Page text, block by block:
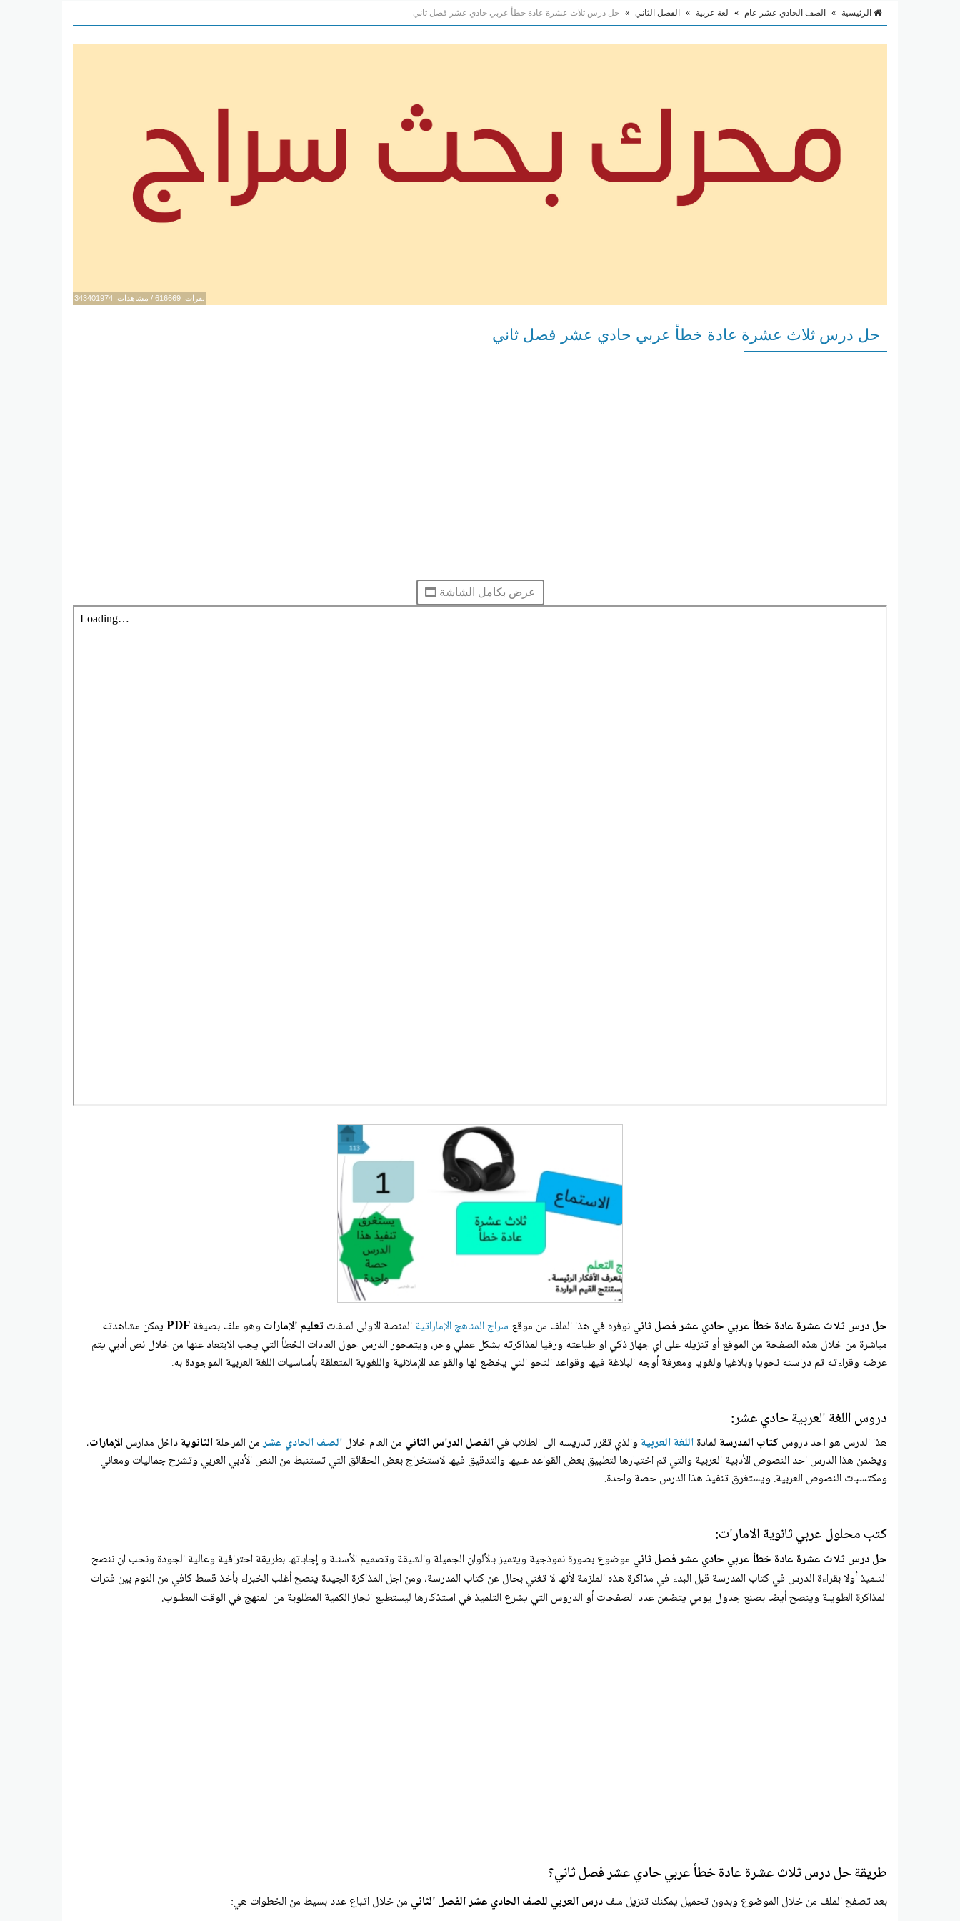
الرئيسية » الصف الحادي عشر عام » لغة عربية » الفصل الثاني » حل درس ثلاث عشرة عادة خطأ عربي حادي عشر فصل ثاني
نقرات: 616669 / مشاهدات: 343401974
حل درس ثلاث عشرة عادة خطأ عربي حادي عشر فصل ثاني
عرض بكامل الشاشة
حل درس ثلاث عشرة عادة خطأ عربي حادي عشر فصل ثانينوفره في هذا الملف من موقع سراج المناهج الإماراتية المنصة الاولى لملفات تعليم الإمارات وهو ملف بصيغةPDFيمكن مشاهدته
مباشرة من خلال هذه الصفحة من الموقع أو تنزيله على اي جهاز ذكي او طباعته ورقيا لمذاكرته بشكل عملي وحر، ويتمحور الدرس حول العادات الخطأ التي يجب الابتعاد عنها من خلال نص أدبي يتم
عرضه وقراءته ثم دراسته نحويا وبلاغيا ولغويا ومعرفة أوجه البلاغة فيها وقواعد النحو التي يخضع لها والقواعد الإملائية واللغوية المتعلقة بأساسيات اللغة العربية الموجودة به.
دروس اللغة العربية حادي عشر:
هذا الدرس هو احد دروس كتاب المدرسة لمادةاللغة العربية والذي تقرر تدريسه الى الطلاب فيالفصل الدراس الثاني من العام خلالالصف الحادي عشرمن المرحلةالثانويةداخل مدارسالإمارات،
ويضمن هذا الدرس احد النصوص الأدبية العربية والتي تم اختيارها لتطبيق بعض القواعد عليها والتدقيق فيها لاستخراج بعض الحقائق التي تستنبط من النص الأدبي العربي وتشرح جماليات ومعاني
ومكتسبات النصوص العربية. ويستغرق تنفيذ هذا الدرس حصة واحدة.
كتب محلول عربي ثانوية الامارات:
حل درس ثلاث عشرة عادة خطأ عربي حادي عشر فصل ثاني موضوع بصورة نموذجية ويتميز بالألوان الجميلة والشيقة وتصميم الأسئلة و إجاباتها بطريقة احترافية وعالية الجودة ونحب ان ننصح
التلميذ أولا بقراءة الدرس في كتاب المدرسة قبل البدء في مذاكرة هذه الملزمة لأنها لا تغني بحال عن كتاب المدرسة، ومن اجل المذاكرة الجيدة ينصح أغلب الخبراء بأخذ قسط كافي من النوم بين فترات
المذاكرة الطويلة وينصح أيضا بصنع جدول يومي يتضمن عدد الصفحات أو الدروس التي يشرع التلميذ في استذكارها ليستطيع انجاز الكمية المطلوبة من المنهج في الوقت المطلوب.
طريقة حل درس ثلاث عشرة عادة خطأ عربي حادي عشر فصل ثاني؟
بعد تصفح الملف من خلال الموضوع وبدون تحميل يمكنك تنزيل ملفدرس العربي للصف الحادي عشر الفصل الثاني من خلال اتباع عدد بسيط من الخطوات هي: